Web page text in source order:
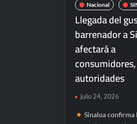
Nacional
Llegada del
barrenador a
afectará a
autoridades
julio 24, 2026
Sinaloa